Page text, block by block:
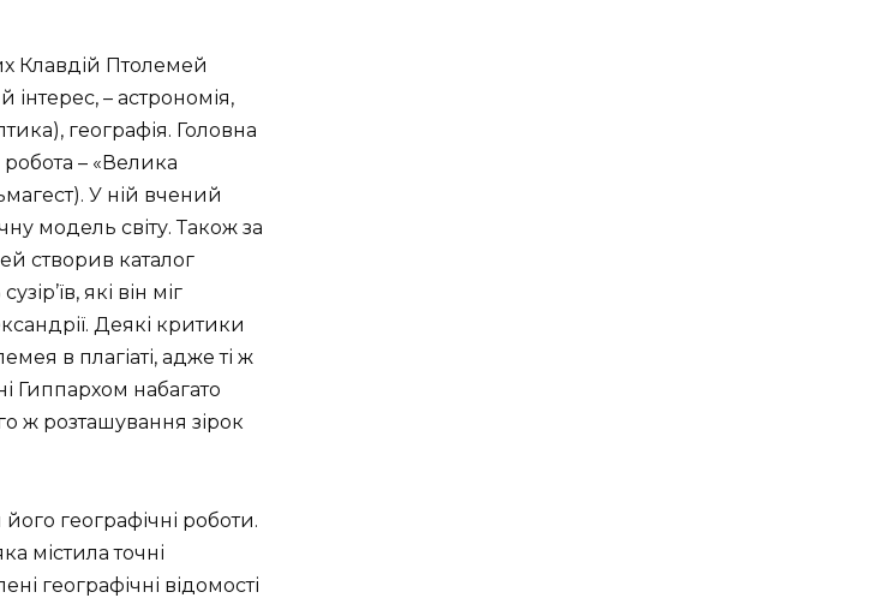
Клавдій Птолемей
– астрономія,
географія. Головна
– «Велика
У ній вчений
модель світу. Також за
створив каталог
які він міг
Деякі критики
в плагіаті, адже ті ж
Гиппархом набагато
ж розташування зірок
географічні роботи.
містила точні
географічні відомості